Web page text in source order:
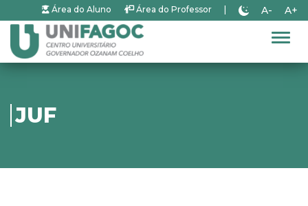
Área do Aluno Área do Professor A- A+
JUF